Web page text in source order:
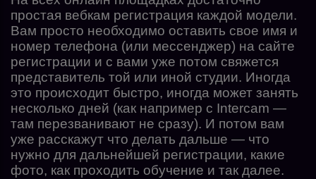
простая вебкам регистрация каждой модели.
Вам просто необходимо оставить свое имя и
номер телефона (или мессенджер) на сайте
регистрации и с вами уже потом свяжется
представитель той или иной студии. Иногда
это происходит быстро, иногда может занять
несколько дней (как например с Intercam —
там перезванивают не сразу). И потом вам
уже расскажут что делать дальше — что
нужно для дальнейшей регистрации, какие
фото, как проходить обучение и так далее.